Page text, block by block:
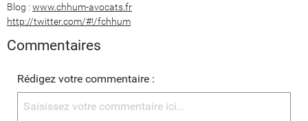
Blog : www.chhum-avocats.fr
http://twitter.com/#!/fchhum
Commentaires
Rédigez votre commentaire :